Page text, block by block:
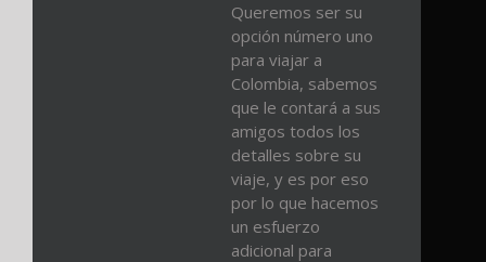
Queremos ser su
opción número uno
para viajar a
Colombia, sabemos
que le contará a sus
amigos todos los
detalles sobre su
viaje, y es por eso
por lo que hacemos
un esfuerzo
adicional para